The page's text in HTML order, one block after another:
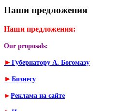
Наши предложения
Наши предложения:
Our proposals:
► Губернатору А. Богомазу
► Бизнесу
► Реклама на сайте